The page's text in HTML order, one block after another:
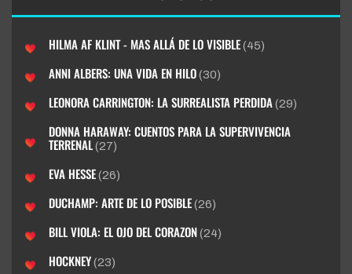
HILMA AF KLINT - MAS ALLÁ DE LO VISIBLE(45)
ANNI ALBERS: UNA VIDA EN HILO(30)
LEONORA CARRINGTON: LA SURREALISTA PERDIDA(29)
DONNA HARAWAY: CUENTOS PARA LA SUPERVIVENCIA
TERRENAL(27)
EVA HESSE(26)
DUCHAMP: ARTE DE LO POSIBLE(26)
BILL VIOLA: EL OJO DEL CORAZON(24)
HOCKNEY(23)